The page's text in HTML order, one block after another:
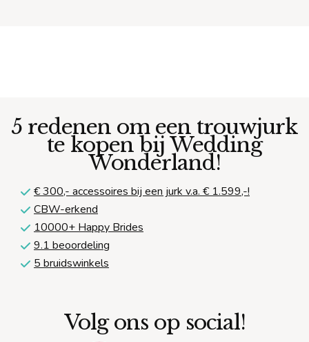
5 redenen om een trouwjurk
te kopen bij Wedding
Wonderland!
€ 300,- accessoires bij een jurk v.a. € 1.599,-!
CBW-erkend
10000+ Happy Brides
9.1 beoordeling
5 bruidswinkels
Volg ons op social!